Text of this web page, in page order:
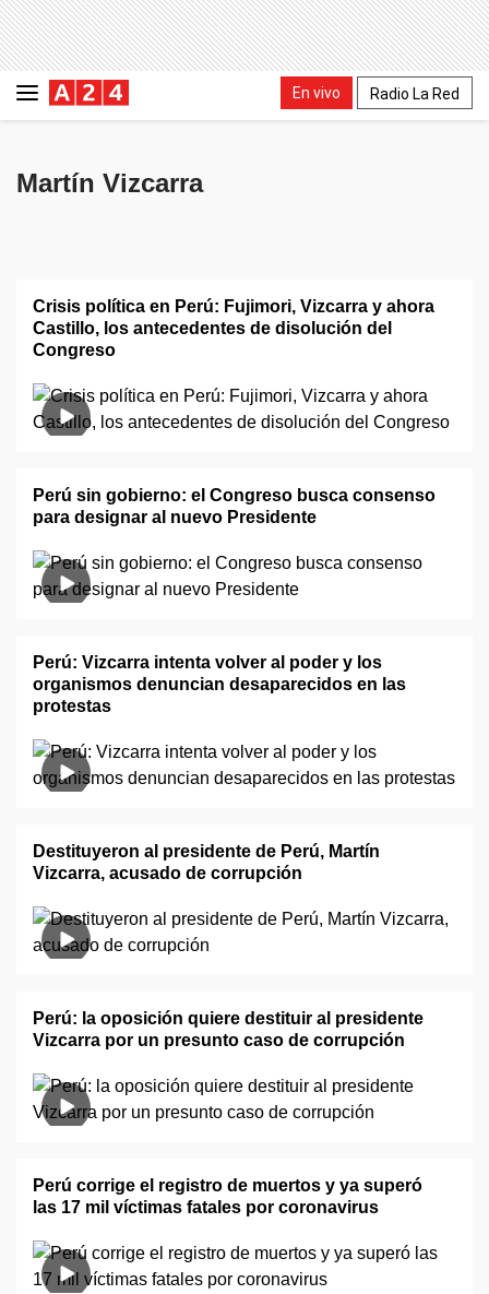
En vivo Radio La Red
Martín Vizcarra
Crisis política en Perú: Fujimori, Vizcarra y ahora
Castillo, los antecedentes de disolución del
Congreso
Perú sin gobierno: el Congreso busca consenso
para designar al nuevo Presidente
Perú: Vizcarra intenta volver al poder y los
organismos denuncian desaparecidos en las
protestas
Destituyeron al presidente de Perú, Martín
Vizcarra, acusado de corrupción
Perú: la oposición quiere destituir al presidente
Vizcarra por un presunto caso de corrupción
Perú corrige el registro de muertos y ya superó
las 17 mil víctimas fatales por coronavirus